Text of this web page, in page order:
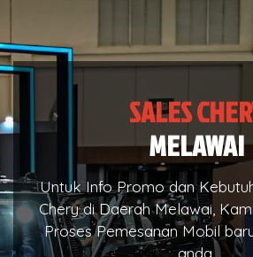
SALES
MELAWAI
Untuk Info Promo dan
Chery di Daerah Melawai,
Proses Pemesanan Mobil
anda.